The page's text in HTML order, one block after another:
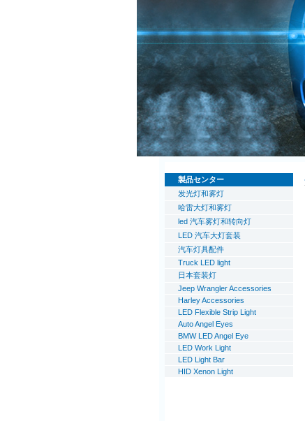
製品センター
发光灯和雾灯
哈雷大灯和雾灯
led 汽车雾灯和转向灯
LED 汽车大灯套装
汽车灯具配件
Truck LED light
日本套装灯
Jeep Wrangler Accessories
Harley Accessories
LED Flexible Strip Light
Auto Angel Eyes
BMW LED Angel Eye
LED Work Light
LED Light Bar
HID Xenon Light